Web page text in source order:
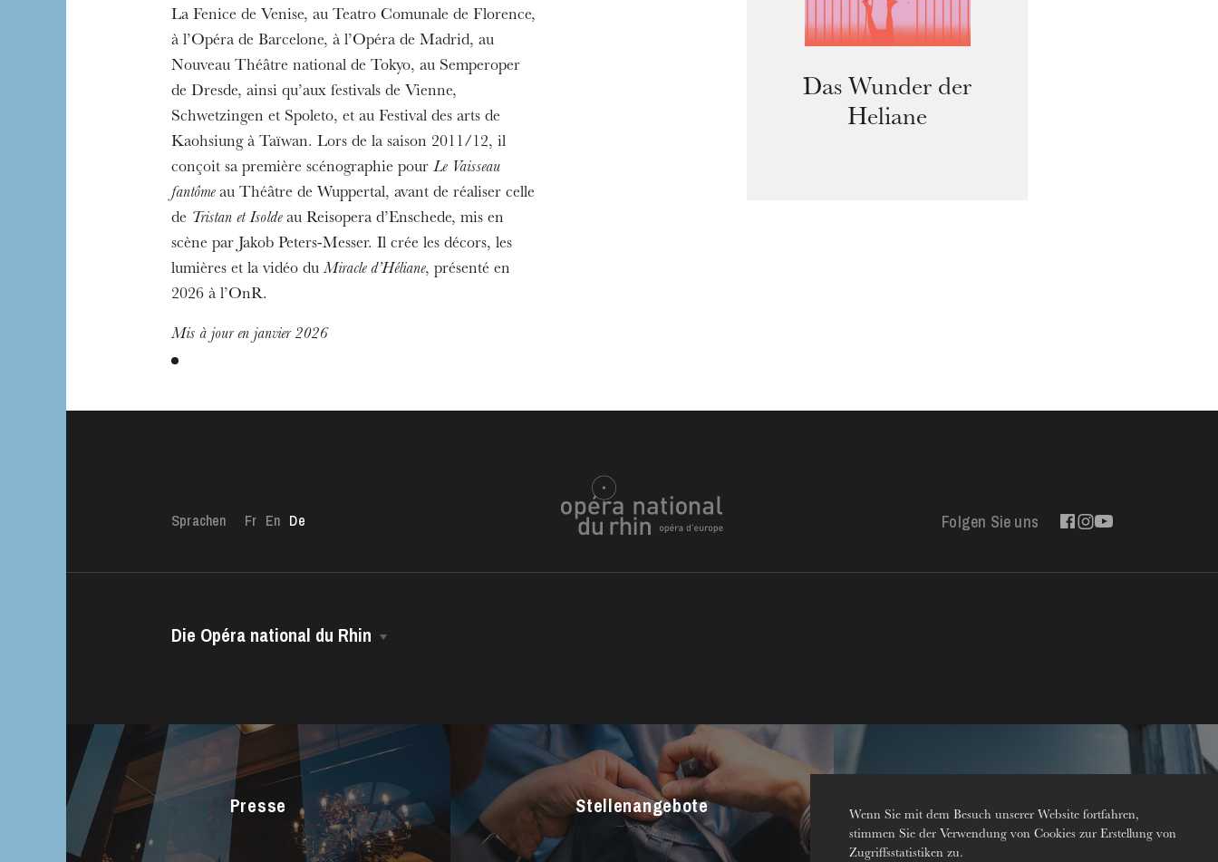
Wenn Sie mit dem Besuch unserer Website fortfahren,
stimmen Sie der Verwendung von Cookies zur Erstellung von
Zugriffsstatistiken zu.
Führungen durch die Oper
19
La Fenice de Venise, au Teatro Comunale de Florence,
à l’Opéra de Barcelone, à l’Opéra de Madrid, au
Nouveau Théâtre national de Tokyo, au Semperoper
de Dresde, ainsi qu’aux festivals de Vienne,
Schwetzingen et Spoleto, et au Festival des arts de
Kaohsiung à Taïwan. Lors de la saison 2011/12, il
conçoit sa première scénographie pour Le Vaisseau
fantômeau Théâtre de Wuppertal, avant de réaliser celle
de Tristan et Isoldeau Reisopera d’Enschede, mis en
scène par Jakob Peters-Messer. Il crée les décors, les
lumières et la vidéo duMiracle d’Héliane, présenté en
2026 à l’OnR.
Mis à jour en janvier 2026
Das Wunder der
Heliane
Sprachen Fr En De Folgen Sie uns
Die Opéra national du Rhin
Intendanz
Das CCN • Ballett der Opéra national
Opernstudio
Presse Stellenangebote Kontakt